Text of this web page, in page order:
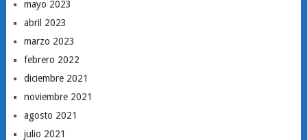
mayo 2023
abril 2023
marzo 2023
febrero 2022
diciembre 2021
noviembre 2021
agosto 2021
julio 2021